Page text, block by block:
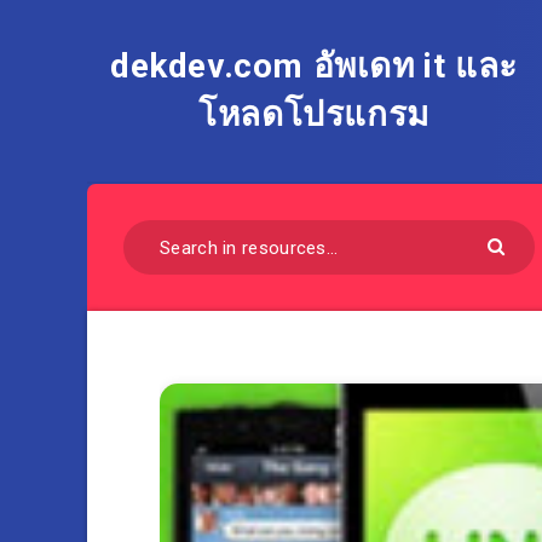
dekdev.com อัพเดท it และ
โหลดโปรแกรม